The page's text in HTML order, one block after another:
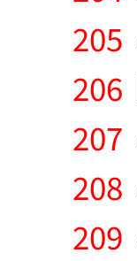
205
206
207
208
209